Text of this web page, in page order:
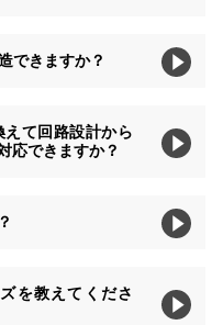
できますか？
て回路設計から
応できますか？
を教えてくださ